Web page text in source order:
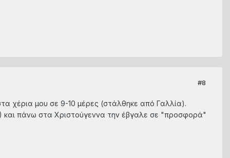
#8
χέρια μου σε 9-10 μέρες (στάλθηκε από Γαλλία).
και πάνω στα Χριστούγεννα την έβγαλε σε "προσφορά"